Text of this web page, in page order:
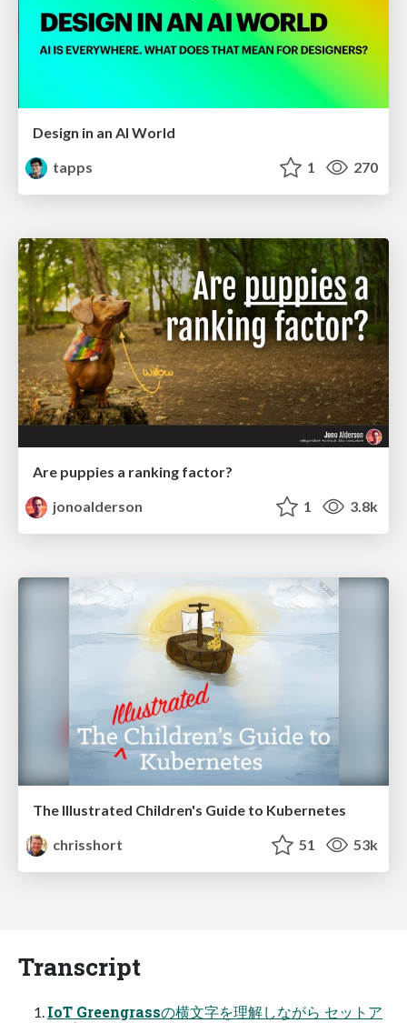
Design in an AI World
tapps
1 270
Are puppies a ranking factor?
jonoalderson
1 3.8k
The Illustrated Children's Guide to Kubernetes
chrisshort
51 53k
Transcript
IoT Greengrassの横文字を理解しながら セットア